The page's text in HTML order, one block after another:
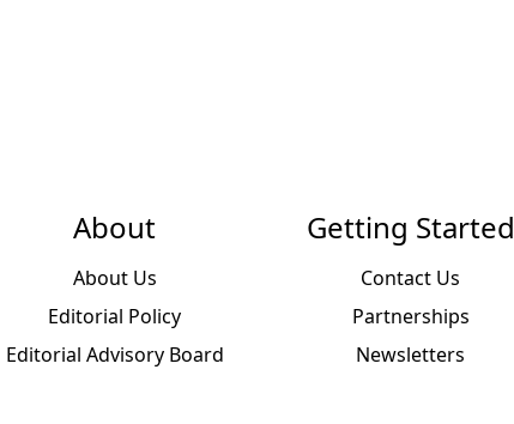
About
About Us
Editorial Policy
Editorial Advisory Board
Getting Started
Contact Us
Partnerships
Newsletters